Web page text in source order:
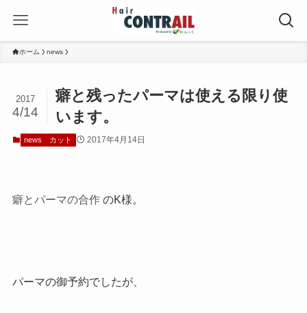
ホーム news
癖と残ったパーマは使える限り使
います。
2017
4/14
news カット 2017年4月14日
癖とパーマの合作のK様。
パーマの御予約でしたが、